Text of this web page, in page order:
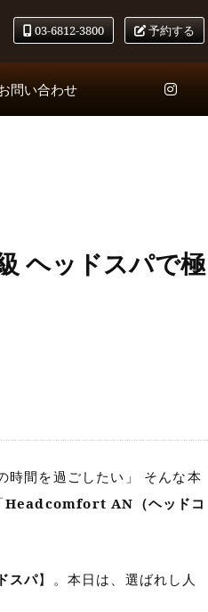
03-6812-3800 予約する
問い合わせ
ヘッドスパで極
時間を過ごしたい」 そんな本
Headcomfort AN（ヘッドコ
スパ】。本日は、選ばれし人